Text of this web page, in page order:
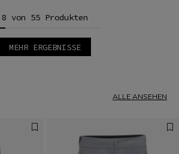
8 von 55 Produkten
MEHR ERGEBNISSE
ALLE ANSEHEN